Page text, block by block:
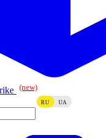
(new)
RU UA